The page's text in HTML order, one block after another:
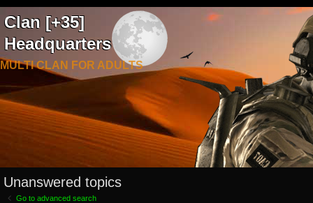
Clan [+35]
Headquarters
MULTI CLAN FOR ADULTS
Unanswered topics
Go to advanced search